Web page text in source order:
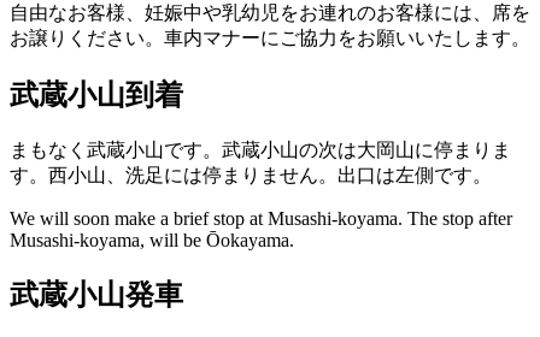
自由なお客様、妊娠中や乳幼児をお連れのお客様には、席を
お譲りください。車内マナーにご協力をお願いいたします。
武蔵小山到着
まもなく武蔵小山です。武蔵小山の次は大岡山に停まりま
す。西小山、洗足には停まりません。出口は左側です。
We will soon make a brief stop at Musashi-koyama. The stop after
Musashi-koyama, will be Ōokayama.
武蔵小山発車